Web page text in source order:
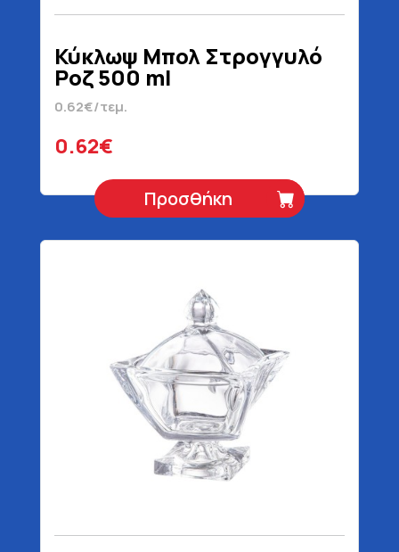
Κύκλωψ Μπολ Στρογγυλό
Ροζ 500 ml
0.62€/τεμ.
0.62€
Προσθήκη